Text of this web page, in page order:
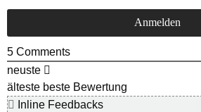
5 Comments
neuste
älteste beste Bewertung
Inline Feedbacks